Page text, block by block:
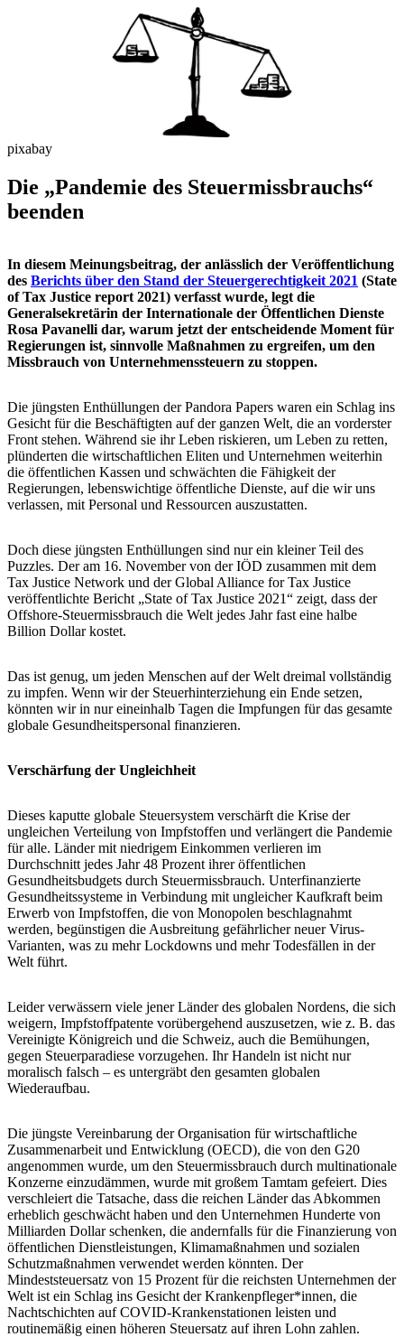
pixabay
Die „Pandemie des Steuermissbrauchs“
beenden
In diesem Meinungsbeitrag, der anlässlich der Veröffentlichung
des Berichts über den Stand der Steuergerechtigkeit 2021 (State
of Tax Justice report 2021) verfasst wurde, legt die
Generalsekretärin der Internationale der Öffentlichen Dienste
Rosa Pavanelli dar, warum jetzt der entscheidende Moment für
Regierungen ist, sinnvolle Maßnahmen zu ergreifen, um den
Missbrauch von Unternehmenssteuern zu stoppen.
Die jüngsten Enthüllungen der Pandora Papers waren ein Schlag ins
Gesicht für die Beschäftigten auf der ganzen Welt, die an vorderster
Front stehen. Während sie ihr Leben riskieren, um Leben zu retten,
plünderten die wirtschaftlichen Eliten und Unternehmen weiterhin
die öffentlichen Kassen und schwächten die Fähigkeit der
Regierungen, lebenswichtige öffentliche Dienste, auf die wir uns
verlassen, mit Personal und Ressourcen auszustatten.
Doch diese jüngsten Enthüllungen sind nur ein kleiner Teil des
Puzzles. Der am 16. November von der IÖD zusammen mit dem
Tax Justice Network und der Global Alliance for Tax Justice
veröffentlichte Bericht „State of Tax Justice 2021“ zeigt, dass der
Offshore-Steuermissbrauch die Welt jedes Jahr fast eine halbe
Billion Dollar kostet.
Das ist genug, um jeden Menschen auf der Welt dreimal vollständig
zu impfen. Wenn wir der Steuerhinterziehung ein Ende setzen,
könnten wir in nur eineinhalb Tagen die Impfungen für das gesamte
globale Gesundheitspersonal finanzieren.
Verschärfung der Ungleichheit
Dieses kaputte globale Steuersystem verschärft die Krise der
ungleichen Verteilung von Impfstoffen und verlängert die Pandemie
für alle. Länder mit niedrigem Einkommen verlieren im
Durchschnitt jedes Jahr 48 Prozent ihrer öffentlichen
Gesundheitsbudgets durch Steuermissbrauch. Unterfinanzierte
Gesundheitssysteme in Verbindung mit ungleicher Kaufkraft beim
Erwerb von Impfstoffen, die von Monopolen beschlagnahmt
werden, begünstigen die Ausbreitung gefährlicher neuer Virus-
Varianten, was zu mehr Lockdowns und mehr Todesfällen in der
Welt führt.
Leider verwässern viele jener Länder des globalen Nordens, die sich
weigern, Impfstoffpatente vorübergehend auszusetzen, wie z. B. das
Vereinigte Königreich und die Schweiz, auch die Bemühungen,
gegen Steuerparadiese vorzugehen. Ihr Handeln ist nicht nur
moralisch falsch – es untergräbt den gesamten globalen
Wiederaufbau.
Die jüngste Vereinbarung der Organisation für wirtschaftliche
Zusammenarbeit und Entwicklung (OECD), die von den G20
angenommen wurde, um den Steuermissbrauch durch multinationale
Konzerne einzudämmen, wurde mit großem Tamtam gefeiert. Dies
verschleiert die Tatsache, dass die reichen Länder das Abkommen
erheblich geschwächt haben und den Unternehmen Hunderte von
Milliarden Dollar schenken, die andernfalls für die Finanzierung von
öffentlichen Dienstleistungen, Klimamaßnahmen und sozialen
Schutzmaßnahmen verwendet werden könnten. Der
Mindeststeuersatz von 15 Prozent für die reichsten Unternehmen der
Welt ist ein Schlag ins Gesicht der Krankenpfleger*innen, die
Nachtschichten auf COVID-Krankenstationen leisten und
routinemäßig einen höheren Steuersatz auf ihren Lohn zahlen.